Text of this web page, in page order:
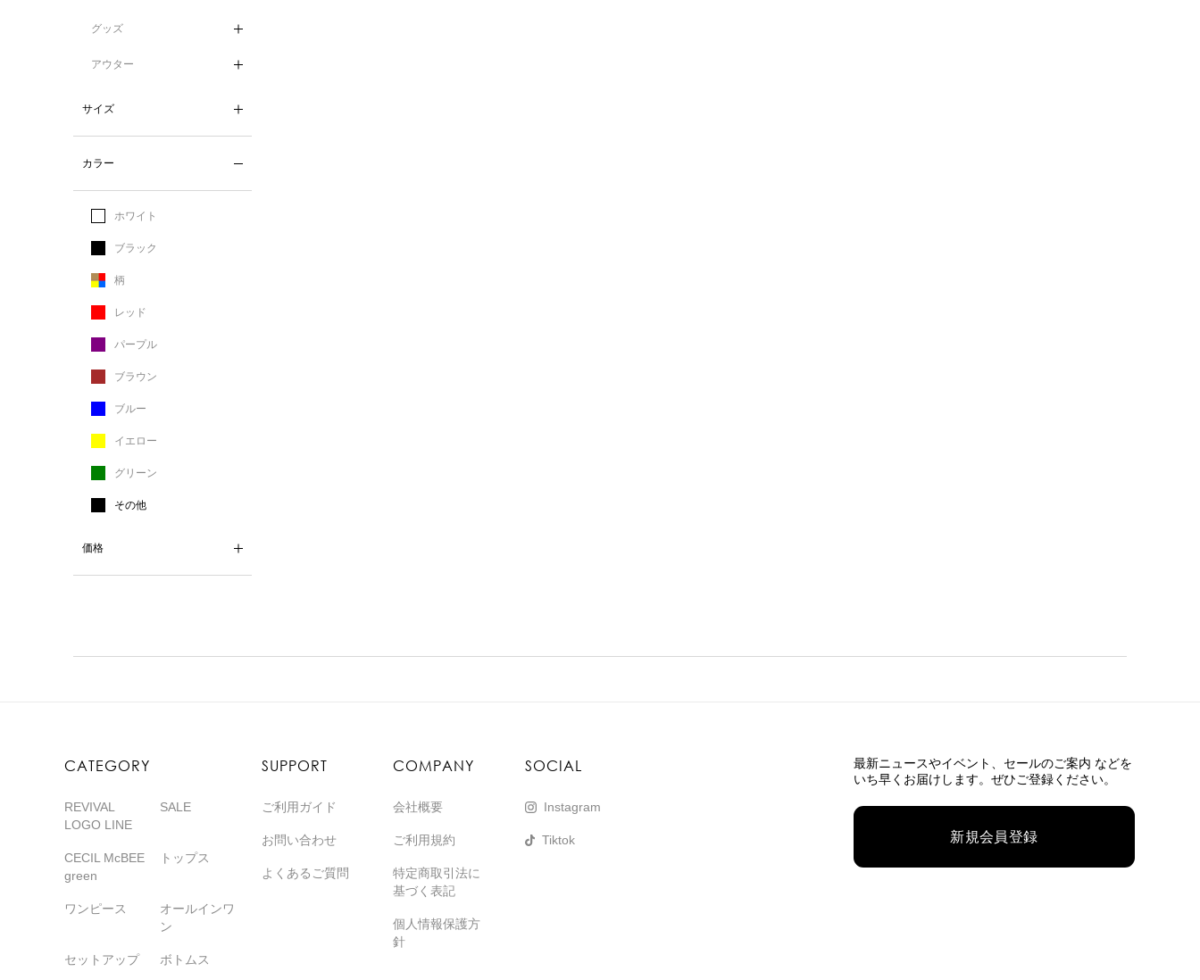
グッズ
アウター
サイズ
カラー
ホワイト
ブラック
柄
レッド
パープル
ブラウン
ブルー
イエロー
グリーン
その他
価格
CATEGORY
REVIVAL
LOGO LINE
SALE
CECIL McBEE
green
トップス
ワンピース
オールインワ
ン
セットアップ ボトムス
SUPPORT
ご利用ガイド
お問い合わせ
よくあるご質問
COMPANY
会社概要
ご利用規約
特定商取引法に
基づく表記
個人情報保護方
針
SOCIAL
Instagram
Tiktok
最新ニュースやイベント、 セールのご案内 などを
いち早くお届けします。ぜひご登録ください。
新規会員登録